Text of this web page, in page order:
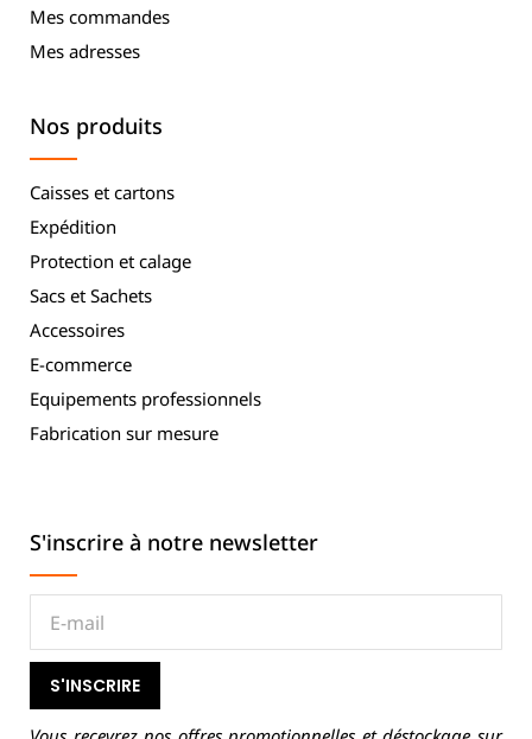
Mes commandes
Mes adresses
Nos produits
Caisses et cartons
Expédition
Protection et calage
Sacs et Sachets
Accessoires
E-commerce
Equipements professionnels
Fabrication sur mesure
S'inscrire à notre newsletter
S'INSCRIRE